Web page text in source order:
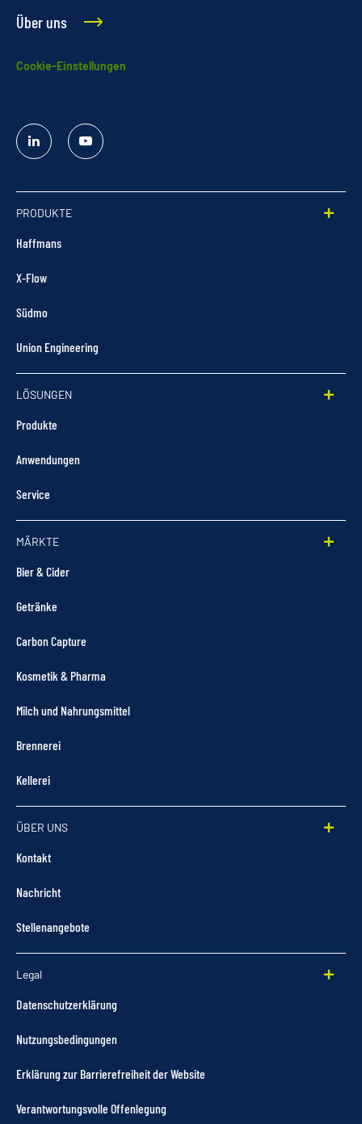
Über uns
Cookie-Einstellungen
Linked
In
YouTube
PRODUKTE
Haffmans
X-Flow
Südmo
Union Engineering
LÖSUNGEN
Produkte
Anwendungen
Service
MÄRKTE
Bier & Cider
Getränke
Carbon Capture
Kosmetik & Pharma
Milch und Nahrungsmittel
Brennerei
Kellerei
ÜBER UNS
Kontakt
Nachricht
Stellenangebote
Legal
Datenschutzerklärung
Nutzungsbedingungen
Erklärung zur Barrierefreiheit der Website
Verantwortungsvolle Offenlegung